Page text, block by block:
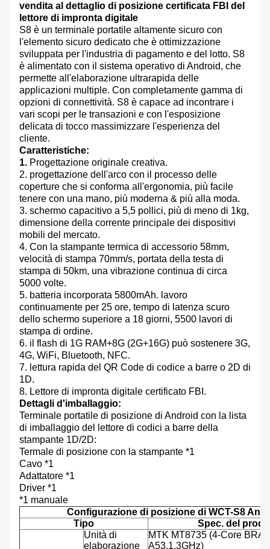
vendita al dettaglio di posizione certificata FBI del
lettore di impronta digitale
S8 è un terminale portatile altamente sicuro con
l'elemento sicuro dedicato che è ottimizzazione
sviluppata per l'industria di pagamento e del lotto. S8
è alimentato con il sistema operativo di Android, che
permette all'elaborazione ultrarapida delle
applicazioni multiple. Con completamente gamma di
opzioni di connettività. S8 è capace ad incontrare i
vari scopi per le transazioni e con l'esposizione
delicata di tocco massimizzare l'esperienza del
cliente.
Caratteristiche:
1. Progettazione originale creativa.
2. progettazione dell'arco con il processo delle
coperture che si conforma all'ergonomia, più facile
tenere con una mano, più moderna & più alla moda.
3. schermo capacitivo a 5,5 pollici, più di meno di 1kg,
dimensione della corrente principale dei dispositivi
mobili del mercato.
4. Con la stampante termica di accessorio 58mm,
velocità di stampa 70mm/s, portata della testa di
stampa di 50km, una vibrazione continua di circa
5000 volte.
5. batteria incorporata 5800mAh. lavoro
continuamente per 25 ore, tempo di latenza scuro
dello schermo superiore a 18 giorni, 5500 lavori di
stampa di ordine.
6. il flash di 1G RAM+8G (2G+16G) può sostenere 3G,
4G, WiFi, Bluetooth, NFC.
7. lettura rapida del QR Code di codice a barre o 2D di
1D.
8. Lettore di impronta digitale certificato FBI.
Dettagli d'imballaggio:
Terminale portatile di posizione di Android con la lista
di imballaggio del lettore di codici a barre della
stampante 1D/2D:
Termale di posizione con la stampante *1
Cavo *1
Adattatore *1
Driver *1
*1 manuale
Configurazione di posizione di WCT-S8
Tipo
Spec. del
Unità di
elaborazione
MTK MT8735 (4-Core
A53,1.3GHz)